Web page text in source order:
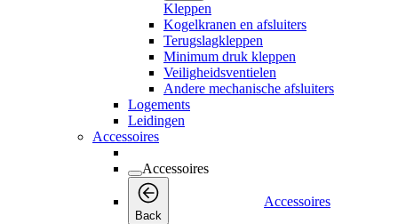
Kleppen
Kogelkranen en afsluiters
Terugslagkleppen
Minimum druk kleppen
Veiligheidsventielen
Andere mechanische afsluiters
Logements
Leidingen
Accessoires
Accessoires
Back
Accessoires